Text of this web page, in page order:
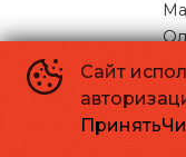
Пара на грани
волшебную
Сайт
Принять